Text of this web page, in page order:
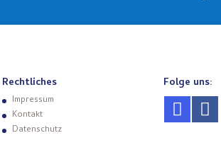
Rechtliches
Impressum
Kontakt
Datenschutz
Folge uns: